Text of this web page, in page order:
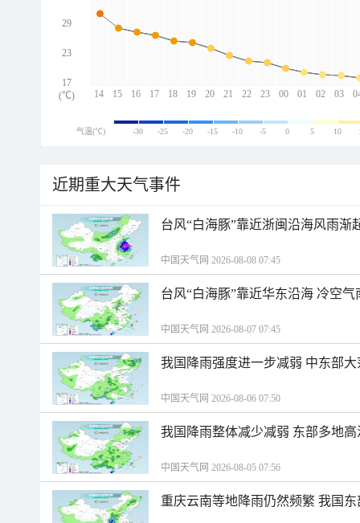
14 15 16 17 18 19 20 21 22 23 00 01 02 03
29
23
17
(℃)
气温(℃) -30 -25 -20 -15 -10 -5 0 5 10
近期重大天气事件
台风“白海豚”靠近浙闽沿海风雨渐
中国天气网 2026-08-08 07:45
台风“白海豚”靠近华东沿海 冷空
中国天气网 2026-08-07 07:45
我国降雨强度进一步减弱 中东部
中国天气网 2026-08-06 07:50
我国降雨整体减少减弱 东部多地
中国天气网 2026-08-05 07:56
重庆云南等地降雨仍然频繁 我国